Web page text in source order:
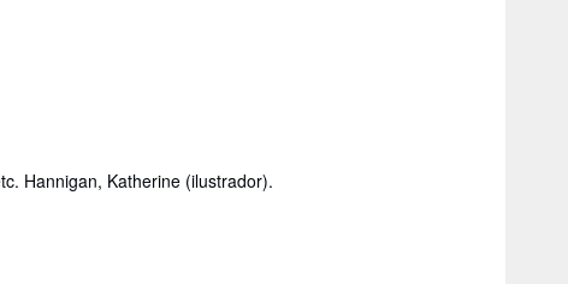
Hannigan, Katherine (ilustrador).